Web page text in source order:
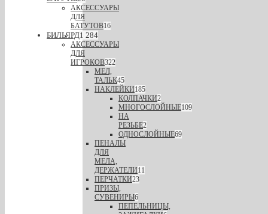
АКСЕССУАРЫ
ДЛЯ
БАТУТОВ16
БИЛЬЯРД1 284
АКСЕССУАРЫ
ДЛЯ
ИГРОКОВ322
МЕЛ,
ТАЛЬК45
НАКЛЕЙКИ185
КОЛПАЧКИ2
МНОГОСЛОЙНЫЕ109
НА
РЕЗЬБЕ2
ОДНОСЛОЙНЫЕ69
ПЕНАЛЫ
ДЛЯ
МЕЛА,
ДЕРЖАТЕЛИ11
ПЕРЧАТКИ23
ПРИЗЫ,
СУВЕНИРЫ6
ПЕПЕЛЬНИЦЫ,